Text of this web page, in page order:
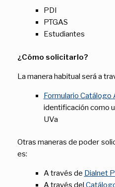
PDI
PTGAS
Estudiantes
¿Cómo solicitarlo?
La manera habitual será a
Formulario Catálogo
identificación como
UVa
Otras maneras de poder
es:
A través de Dialnet
A través del